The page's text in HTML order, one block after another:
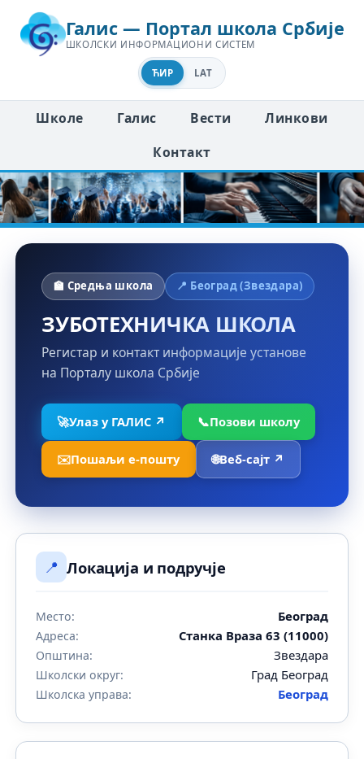
Галис — Портал школа Србије
ШКОЛСКИ ИНФОРМАЦИОНИ СИСТЕМ
ЋИР LAT
Школе Галис Вести
Линкови
Контакт
🏫 Средња школа 📍 Београд (Звездара)
ЗУБОТЕХНИЧКА ШКОЛА
Регистар и контакт информације установе
на Порталу школа Србије
🚀Улаз у ГАЛИС ↗ 📞Позови школу
✉️Пошаљи е-пошту 🌐Веб-сајт ↗
📍 Локација и подручје
Место: Београд
Адреса: Станка Враза 63 (11000)
Општина: Звездара
Школски округ: Град Београд
Школска управа: Београд